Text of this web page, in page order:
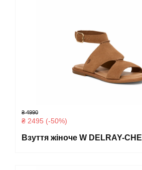
₴ 4990
₴ 2495 (-50%)
Взуття жіноче W DELRAY-CHE